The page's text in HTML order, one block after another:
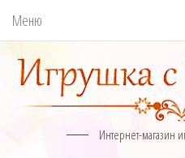
Меню
Интернет-магазин